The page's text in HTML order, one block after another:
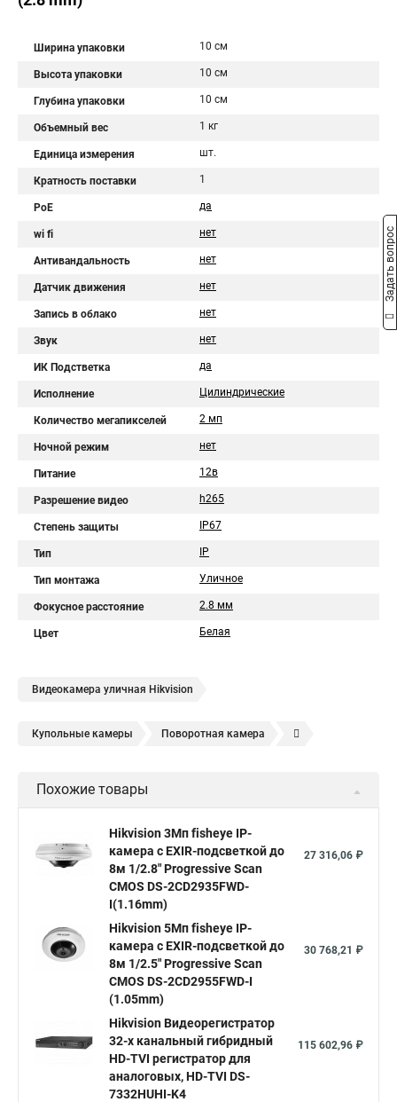
Ширина упаковки 10 см
Высота упаковки 10 см
Глубина упаковки 10 см
Объемный вес 1 кг
Единица измерения шт.
Кратность поставки 1
PoE да
wi fi нет
Антивандальность нет
Датчик движения нет
Запись в облако нет
Звук нет
ИК Подстветка да
Исполнение Цилиндрические
Количество мегапикселей 2 мп
Ночной режим нет
Питание 12в
Разрешение видео h265
Степень защиты IP67
Тип IP
Тип монтажа Уличное
Фокусное расстояние 2.8 мм
Цвет Белая
Видеокамера уличная Hikvision
Купольные камеры Поворотная камера
Камера видеонаблюдения hikvision
Hikvision купить Hikvision уличная ip камера
Hikvision poe
Hikvision 2 8 mm Hikvision camera Hikvision 2cd1148 i b
Видеонаблюдение Ip видеокамеры
Hikvision 2cd2142fwd
Hikvision ds 2cd1148 hikvision ds 2cd1148 i b
hikvision ds 2cd2042wd i Видеокамера hikvision
Видеокамеры hikvision ds
Похожие товары
Hikvision 3Мп fisheye IP-
камера c EXIR-подсветкой до
8м 1/2.8" Progressive Scan
CMOS DS-2CD2935FWD-
I(1.16mm)
27 316,06 ₽
Hikvision 5Мп fisheye IP-
камера c EXIR-подсветкой до
8м 1/2.5" Progressive Scan
CMOS DS-2CD2955FWD-I
(1.05mm)
30 768,21 ₽
Hikvision Видеорегистратор
32-х канальный гибридный
HD-TVI регистратор для
аналоговых, HD-TVI DS-
7332HUHI-K4
115 602,96 ₽
Задать вопрос